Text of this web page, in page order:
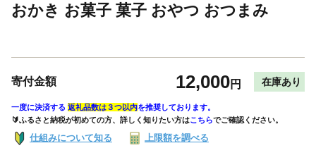
おかき お菓子 菓子 おやつ おつまみ
寄付金額 12,000円 在庫あり
一度に決済する 返礼品数は３つ以内を推奨しております。
🔰ふるさと納税が初めての方、詳しく知りたい方はこちらでご確認ください。
仕組みについて知る 上限額を調べる